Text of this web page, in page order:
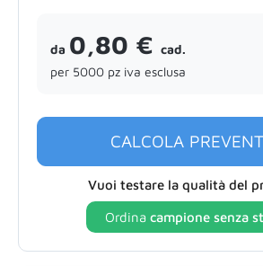
da 0,80 € cad.
per 5000 pz iva esclusa
CALCOLA
Vuoi testare la qualità del
Ordina campione senza